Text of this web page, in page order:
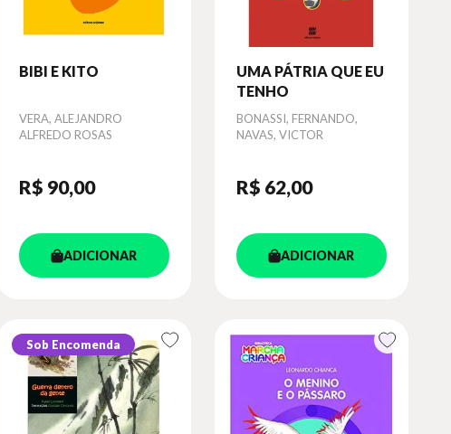
BIBI E KITO
Autor
VERA, ALEJANDRO
ALFREDO ROSAS
R$ 90,00
ADICIONAR
UMA PÁTRIA QUE EU
TENHO
Autor
BONASSI, FERNANDO,
NAVAS, VICTOR
R$ 62,00
ADICIONAR
Sob Encomenda